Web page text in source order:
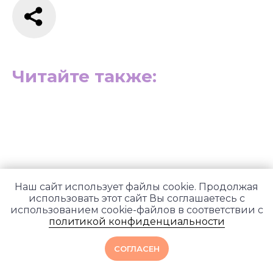
Читайте также:
О главных энергетических
каналах Нади: Сушумна, Ида и
Пингала
Наш сайт использует файлы cookie. Продолжая
использовать этот сайт Вы соглашаетесь с
использованием cookie-файлов в соответствии с
политикой конфиденциальности
СОГЛАСЕН